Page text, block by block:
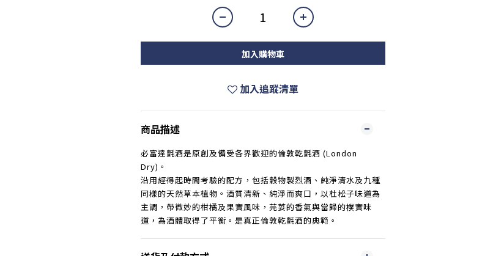
加入購物車
加入追蹤清單
商品描述
必富達氈酒是原創及備受各界歡迎的倫敦乾氈酒 (London
Dry)。
沿用經得起時間考驗的配方，包括穀物製烈酒、純淨清水及九種
同樣的天然草本植物。酒質清新、純淨而爽口，以杜松子味道為
主調，帶微妙的柑橘及果實風味，芫荽的香氣與當歸的樸實味
道，為酒體取得了平衡。是真正倫敦乾氈酒的典範。